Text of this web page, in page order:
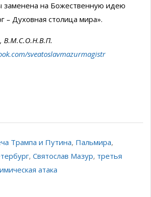
заменена на Божественную идею
– Духовная столица мира».
В.М.С.О.Н.В.П.
sveatoslavmazurmagistr
Трампа и Путина, Пальмира,
, Святослав Мазур, третья
атака